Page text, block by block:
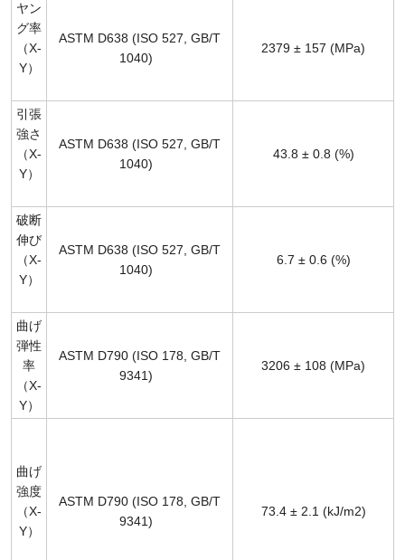
ヤン
グ率
（X-
Y）
ASTM D638 (ISO 527, GB/T
1040)
2379 ± 157 (MPa)
引張
強さ
（X-
Y）
ASTM D638 (ISO 527, GB/T
1040)
43.8 ± 0.8 (%)
破断
伸び
（X-
Y）
ASTM D638 (ISO 527, GB/T
1040)
6.7 ± 0.6 (%)
曲げ
弾性
率
（X-
Y）
ASTM D790 (ISO 178, GB/T
9341)
3206 ± 108 (MPa)
曲げ
強度
（X-
Y）
ASTM D790 (ISO 178, GB/T
9341)
73.4 ± 2.1 (kJ/m2)